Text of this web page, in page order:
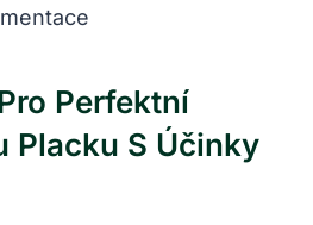
Perfektní
Placku S Účinky